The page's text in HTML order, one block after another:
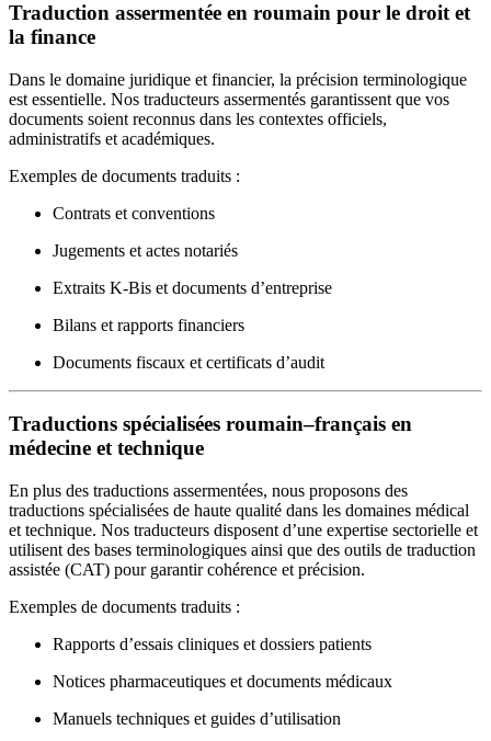
Traduction assermentée en roumain pour le droit et
la finance
Dans le domaine juridique et financier, la précision terminologique
est essentielle. Nos traducteurs assermentés garantissent que vos
documents soient reconnus dans les contextes officiels,
administratifs et académiques.
Exemples de documents traduits :
Contrats et conventions
Jugements et actes notariés
Extraits K-Bis et documents d’entreprise
Bilans et rapports financiers
Documents fiscaux et certificats d’audit
Traductions spécialisées roumain–français en
médecine et technique
En plus des traductions assermentées, nous proposons des
traductions spécialisées de haute qualité dans les domaines médical
et technique. Nos traducteurs disposent d’une expertise sectorielle et
utilisent des bases terminologiques ainsi que des outils de traduction
assistée (CAT) pour garantir cohérence et précision.
Exemples de documents traduits :
Rapports d’essais cliniques et dossiers patients
Notices pharmaceutiques et documents médicaux
Manuels techniques et guides d’utilisation